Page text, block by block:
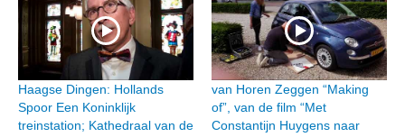
Haagse Dingen: Hollands
Spoor Een Koninklijk
treinstation; Kathedraal van de
van Horen Zeggen “Making
of”, van de film “Met
Constantijn Huygens naar